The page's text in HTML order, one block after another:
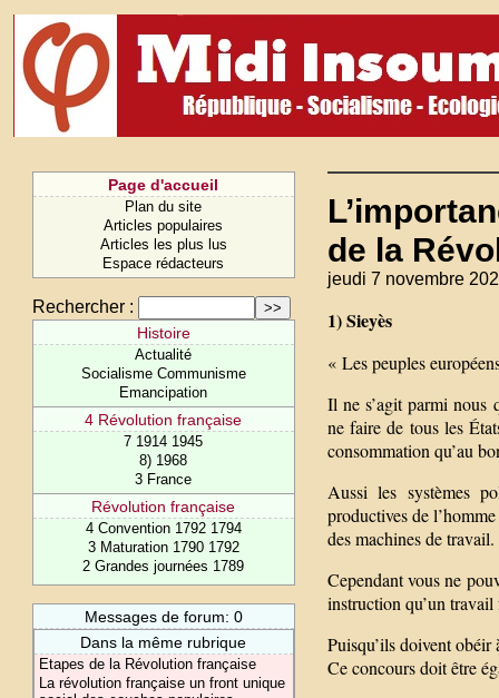
Page d'accueil
Plan du site
Articles populaires
Articles les plus lus
Espace rédacteurs
Rechercher :
Histoire
Actualité
Socialisme Communisme
Emancipation
4 Révolution française
7 1914 1945
8) 1968
3 France
Révolution française
4 Convention 1792 1794
3 Maturation 1790 1792
2 Grandes journées 1789
Messages de forum: 0
Dans la même rubrique
Etapes de la Révolution française
La révolution française un front unique
de la
jeudi 7 novembre
1) Sieyès
« Les peuples
Il ne s’agit parmi nous
ne faire de tous les
consommation qu’au
Aussi les systèmes
productives de
des machines de travail.
Cependant vous ne
instruction qu’un travail
Puisqu’ils doivent
Ce concours doit être